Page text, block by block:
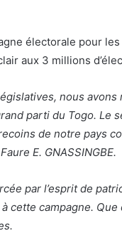
électorale pour
aux 3 millions
nous
parti du Togo.
de notre pays
E. GNASSINGBE.
par l’esprit de
cette campagne.